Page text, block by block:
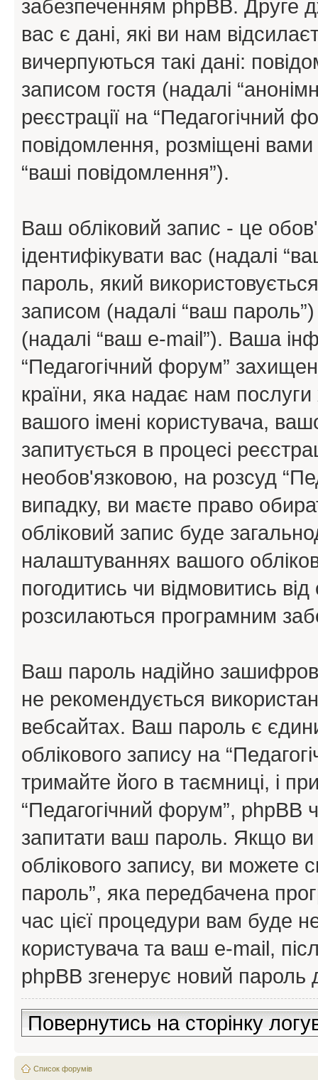
забезпеченням phpBB. Друге
вас є дані, які ви нам
вичерпуються такі дані:
записом гостя (надалі
реєстрації на “Педагогічний
повідомлення, розміщені вами
“ваші повідомлення”).
Ваш обліковий запис - це
ідентифікувати вас (надалі
пароль, який
записом (надалі “ваш
(надалі “ваш e-mail”). Ваша
“Педагогічний форум”
країни, яка надає нам
вашого імені користувача,
запитується в процесі
необов'язковою, на розсуд
випадку, ви маєте право
обліковий запис буде
налаштуваннях вашого
погодитись чи відмовитись
розсилаються програмним
Ваш пароль надійно
не рекомендується
вебсайтах. Ваш пароль є
облікового запису на
тримайте його в таємниці, і
“Педагогічний форум”, phpBB
запитати ваш пароль. Якщо
облікового запису, ви можете
пароль”, яка передбачена
час цієї процедури вам буде
користувача та ваш e-mail,
phpBB згенерує новий пароль
Повернутись на сторінку
Список форумів